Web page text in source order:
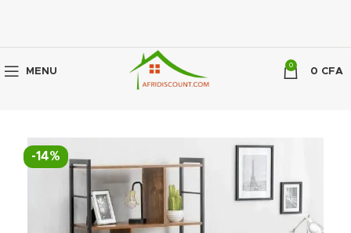
MENU
0
0 CFA
-14%